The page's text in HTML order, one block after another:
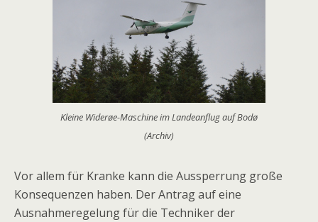
Kleine Widerøe-Maschine im Landeanflug auf Bodø
(Archiv)
Vor allem für Kranke kann die Aussperrung große
Konsequenzen haben. Der Antrag auf eine
Ausnahmeregelung für die Techniker der